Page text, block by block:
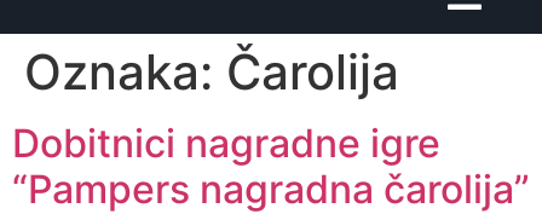
Oznaka: Čarolija
Dobitnici nagradne igre
“Pampers nagradna čarolija”